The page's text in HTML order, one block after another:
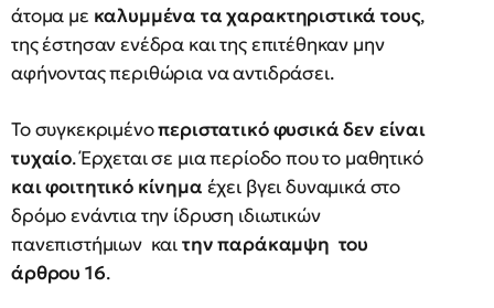
άτομα με καλυμμένα τα χαρακτηριστικά τους,
της έστησαν ενέδρα και της επιτέθηκαν μην
αφήνοντας περιθώρια να αντιδράσει.
Το συγκεκριμένοπεριστατικό φυσικά δεν είναι
τυχαίο. Έρχεται σε μια περίοδο που το μαθητικό
και φοιτητικό κίνημα έχει βγει δυναμικά στο
δρόμο ενάντια την ίδρυση ιδιωτικών
πανεπιστήμιων καιτην παράκαμψη του
άρθρου 16.